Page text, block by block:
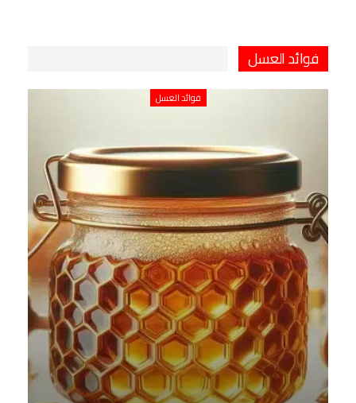
فوائد العسل
فوائد العسل